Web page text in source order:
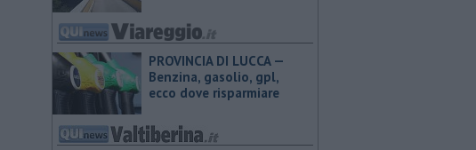
PROVINCIA DI LUCCA — ​
Benzina, gasolio, gpl,
ecco dove risparmiare